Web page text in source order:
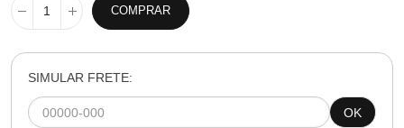
COMPRAR
SIMULAR FRETE:
OK